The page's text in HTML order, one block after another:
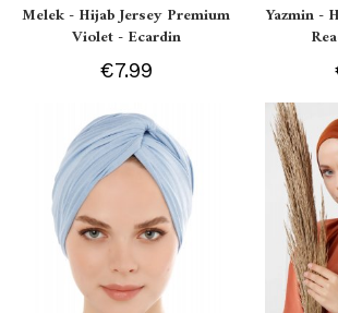
Melek - Hijab Jersey Premium
Violet - Ecardin
€7.99
Yazmin -